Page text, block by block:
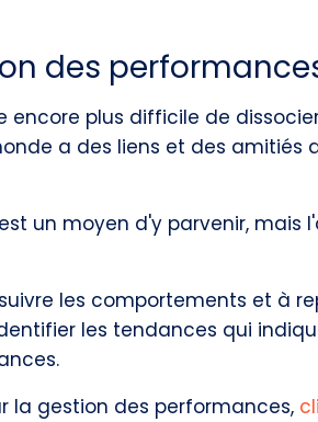
des
plus difficile de
a des liens et des amitiés
un moyen d'y parvenir,
les comportements et à
les tendances qui
la gestion des performances,